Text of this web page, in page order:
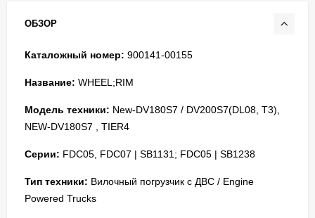
ОБЗОР
Каталожный номер: 900141-00155
Название: WHEEL;RIM
Модель техники: New-DV180S7 / DV200S7(DL08, T3),
NEW-DV180S7 , TIER4
Серии: FDC05, FDC07 | SB1131; FDC05 | SB1238
Тип техники: Вилочный погрузчик с ДВС / Engine
Powered Trucks